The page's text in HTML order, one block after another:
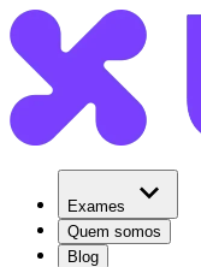
Exames
Quem somos
Blog